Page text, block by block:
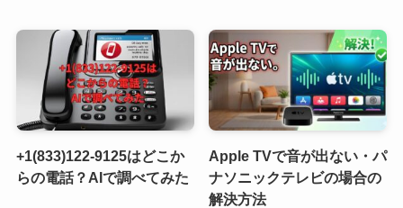
+1(833)122-9125はどこか
らの電話？AIで調べてみた
Apple TVで音が出ない・パ
ナソニックテレビの場合の
解決方法